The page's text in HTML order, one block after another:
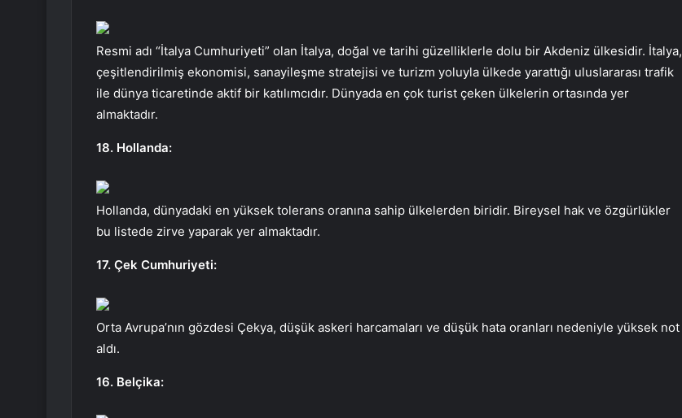
Resmi adı “İtalya Cumhuriyeti” olan İtalya, doğal ve tarihi güzelliklerle dolu bir Akdeniz ülkesidir. İtalya,
çeşitlendirilmiş ekonomisi, sanayileşme stratejisi ve turizm yoluyla ülkede yarattığı uluslararası trafik
ile dünya ticaretinde aktif bir katılımcıdır. Dünyada en çok turist çeken ülkelerin ortasında yer
almaktadır.
18. Hollanda:
Hollanda, dünyadaki en yüksek tolerans oranına sahip ülkelerden biridir. Bireysel hak ve özgürlükler
bu listede zirve yaparak yer almaktadır.
17. Çek Cumhuriyeti:
Orta Avrupa’nın gözdesi Çekya, düşük askeri harcamaları ve düşük hata oranları nedeniyle yüksek not
aldı.
16. Belçika: